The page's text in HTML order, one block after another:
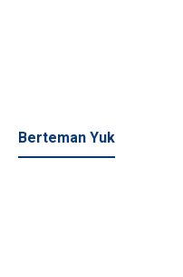
Berteman Yuk